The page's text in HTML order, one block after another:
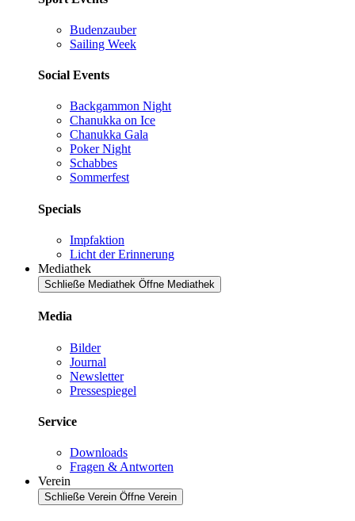
Budenzauber
Sailing Week
Social Events
Backgammon Night
Chanukka on Ice
Chanukka Gala
Poker Night
Schabbes
Sommerfest
Specials
Impfaktion
Licht der Erinnerung
Mediathek
Schließe Mediathek Öffne Mediathek
Media
Bilder
Journal
Newsletter
Pressespiegel
Service
Downloads
Fragen & Antworten
Verein
Schließe Verein Öffne Verein